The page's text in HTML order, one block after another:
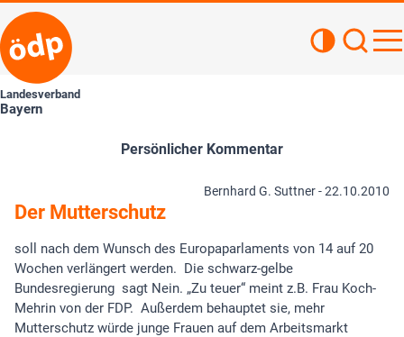
Landesverband
Bayern
Persönlicher Kommentar
Bernhard G. Suttner -22.10.2010
Der Mutterschutz
soll nach dem Wunsch des Europaparlaments von 14 auf 20
Wochen verlängert werden. Die schwarz-gelbe
Bundesregierung sagt Nein. „Zu teuer“ meint z.B. Frau Koch-
Mehrin von der FDP. Außerdem behauptet sie, mehr
Mutterschutz würde junge Frauen auf dem Arbeitsmarkt